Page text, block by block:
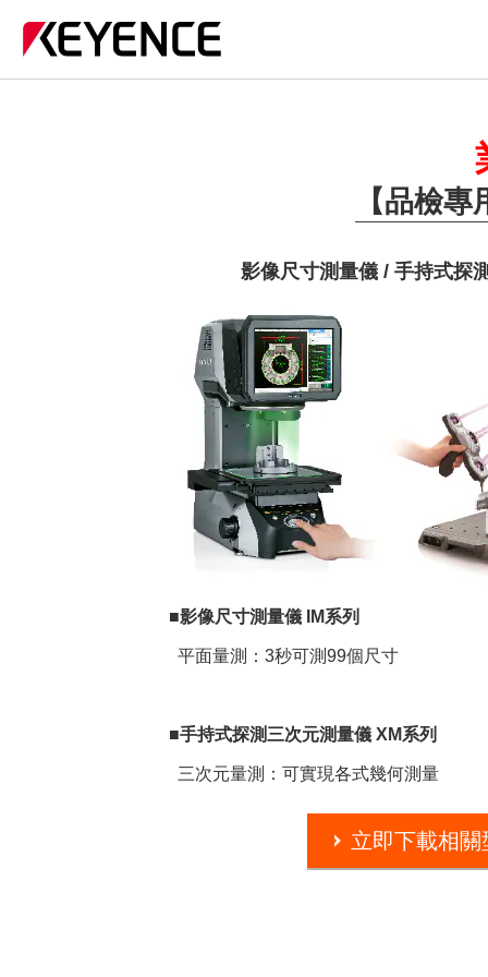
【品檢
影像尺寸測量儀 / 手持式探
■影像尺寸測量儀 IM系列
平面量測：3秒可測99個尺寸
■手持式探測三次元測量儀 XM系列
三次元量測：可實現各式幾何測量
立即下載相關